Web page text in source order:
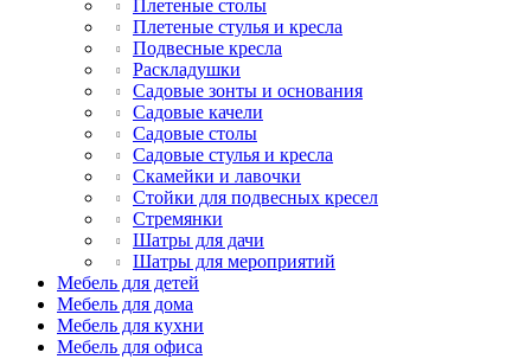
Плетеные столы
Плетеные стулья и кресла
Подвесные кресла
Раскладушки
Садовые зонты и основания
Садовые качели
Садовые столы
Садовые стулья и кресла
Скамейки и лавочки
Стойки для подвесных кресел
Стремянки
Шатры для дачи
Шатры для мероприятий
Мебель для детей
Мебель для дома
Мебель для кухни
Мебель для офиса